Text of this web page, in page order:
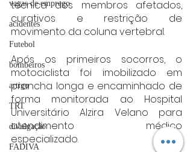
vagas de emprego
acidentes
Futebol
bombeiros
artigo
TRT
divulgação
FADIVA
técnica dos membros afetados,
curativos e restrição de
movimento da coluna vertebral.
Após os primeiros socorros, o
motociclista foi imobilizado em
prancha longa e encaminhado de
forma monitorada ao Hospital
Universitário Alzira Velano para
atendimento médico
especializado.